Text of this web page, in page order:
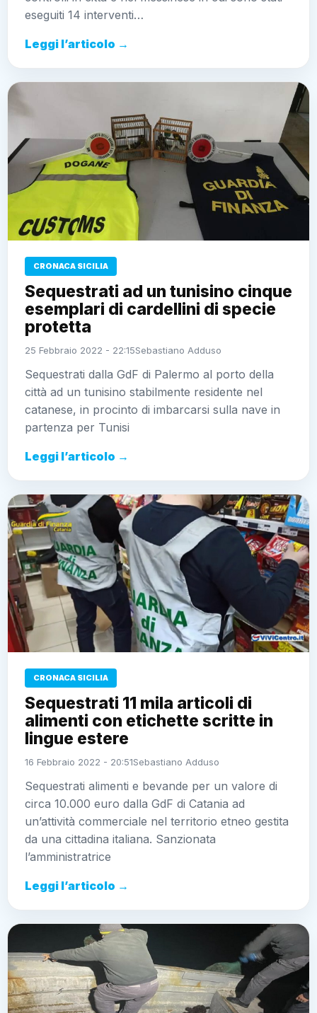
Leggi l’articolo →
CRONACA SICILIA
Sequestrati ad un tunisino cinque
esemplari di cardellini di specie
protetta
25 Febbraio 2022 - 22:15 Sebastiano Adduso
Sequestrati dalla GdF di Palermo al porto della città
ad un tunisino stabilmente residente nel catanese, in
procinto di imbarcarsi sulla nave in partenza per
Tunisi
Leggi l’articolo →
CRONACA SICILIA
Sequestrati 11 mila articoli di
alimenti con etichette scritte in
lingue estere
16 Febbraio 2022 - 20:51 Sebastiano Adduso
Sequestrati alimenti e bevande per un valore di circa
10.000 euro dalla GdF di Catania ad un’attività
commerciale nel territorio etneo gestita da una
cittadina italiana. Sanzionata l’amministratrice
Leggi l’articolo →